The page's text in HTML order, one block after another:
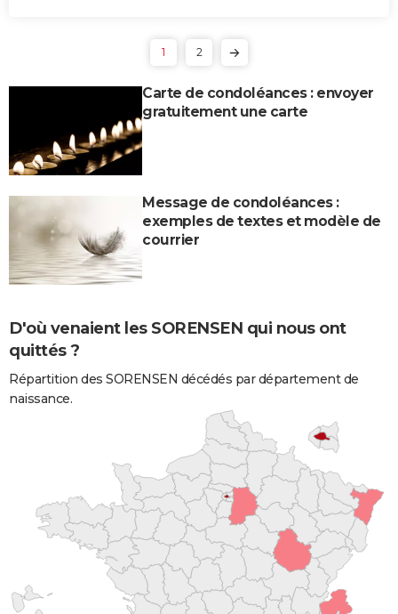
1 2
Carte de condoléances : envoyer
gratuitement une carte
Message de condoléances :
exemples de textes et modèle de
courrier
D'où venaient les SORENSEN qui nous ont
quittés ?
Répartition des SORENSEN décédés par département de
naissance.